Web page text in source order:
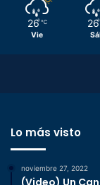
26 ℃
Vie
26
Lo más visto
noviembre 27, 2022